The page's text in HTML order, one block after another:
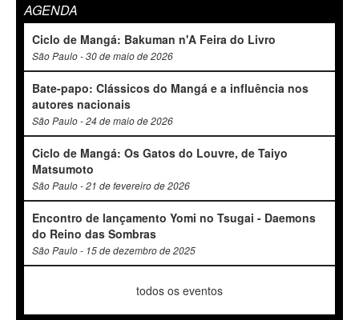
AGENDA
Ciclo de Mangá: Bakuman n'A Feira do Livro
São Paulo - 30 de maio de 2026
Bate-papo: Clássicos do Mangá e a influência nos
autores nacionais
São Paulo - 24 de maio de 2026
Ciclo de Mangá: Os Gatos do Louvre, de Taiyo
Matsumoto
São Paulo - 21 de fevereiro de 2026
Encontro de lançamento Yomi no Tsugai - Daemons
do Reino das Sombras
São Paulo - 15 de dezembro de 2025
todos os eventos